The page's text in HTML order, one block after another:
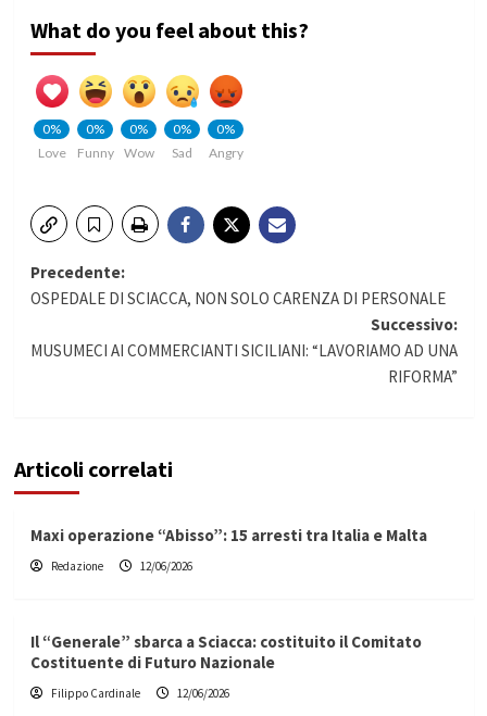
What do you feel about this?
0%
Love
0%
Funny
0%
Wow
0%
Sad
0%
Angry
Navigazione
Precedente:
OSPEDALE DI SCIACCA, NON SOLO CARENZA DI PERSONALE
Successivo:
MUSUMECI AI COMMERCIANTI SICILIANI: “LAVORIAMO AD UNA
RIFORMA”
Articoli correlati
Maxi operazione “Abisso”: 15 arresti tra Italia e Malta
Redazione 12/06/2026
Il “Generale” sbarca a Sciacca: costituito il Comitato
Costituente di Futuro Nazionale
Filippo Cardinale 12/06/2026